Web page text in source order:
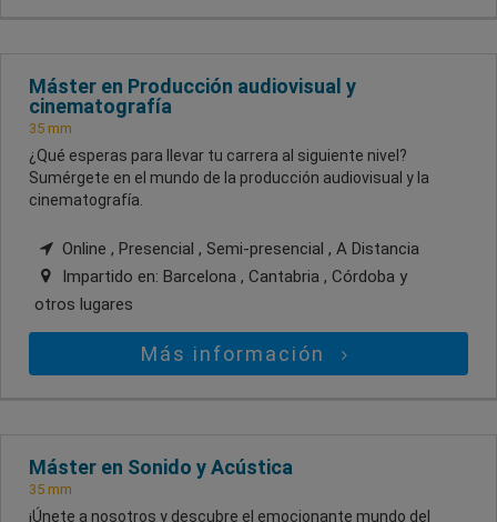
Máster en Producción audiovisual y
cinematografía
35 mm
¿Qué esperas para llevar tu carrera al siguiente nivel?
Sumérgete en el mundo de la producción audiovisual y la
cinematografía.
Online , Presencial , Semi-presencial , A Distancia
Impartido en: Barcelona , Cantabria , Córdoba y
otros lugares
Más información
Máster en Sonido y Acústica
35 mm
¡Únete a nosotros y descubre el emocionante mundo del